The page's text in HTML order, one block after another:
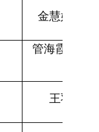
金慧婷
管海霞
王羽桐